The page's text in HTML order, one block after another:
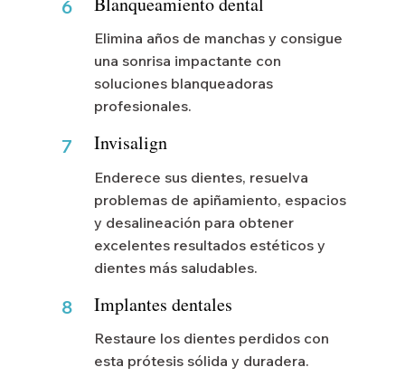
6
Elimina años de manchas y consigue
una sonrisa impactante con
soluciones blanqueadoras
profesionales.
7 Invisalign
Enderece sus dientes, resuelva
problemas de apiñamiento, espacios
y desalineación para obtener
excelentes resultados estéticos y
dientes más saludables.
8 Implantes dentales
Restaure los dientes perdidos con
esta prótesis sólida y duradera.